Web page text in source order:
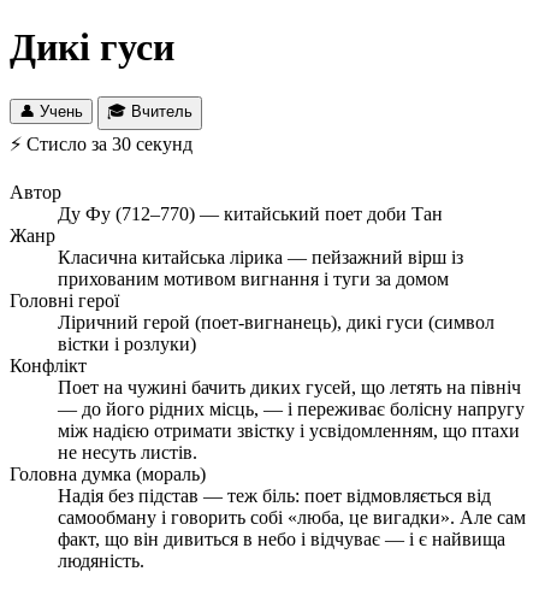
Дикі гуси
👤 Учень 🎓 Вчитель
⚡ Стисло за 30 секунд
Автор
Ду Фу (712–770) — китайський поет доби Тан
Жанр
Класична китайська лірика — пейзажний вірш із
прихованим мотивом вигнання і туги за домом
Головні герої
Ліричний герой (поет-вигнанець), дикі гуси (символ
вістки і розлуки)
Конфлікт
Поет на чужині бачить диких гусей, що летять на північ
— до його рідних місць, — і переживає болісну напругу
між надією отримати звістку і усвідомленням, що птахи
не несуть листів.
Головна думка (мораль)
Надія без підстав — теж біль: поет відмовляється від
самообману і говорить собі «люба, це вигадки». Але сам
факт, що він дивиться в небо і відчуває — і є найвища
людяність.